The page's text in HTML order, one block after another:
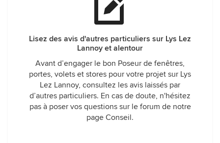
Lisez des avis d'autres particuliers sur Lys Lez
Lannoy et alentour
Avant d’engager le bon Poseur de fenêtres,
portes, volets et stores pour votre projet sur Lys
Lez Lannoy, consultez les avis laissés par
d’autres particuliers. En cas de doute, n'hésitez
pas à poser vos questions sur le forum de notre
page Conseil.